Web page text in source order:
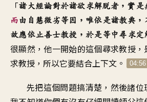
「諸大經論對於諸欲求解脫者， 實是
而由自慧微劣等因 ， 唯依是諸教典 ，
故應依止善士教授 ， 於是等中尋求定
很顯然 ，他一開始的這個尋求教授 ，
求教授 ， 所以它要結合上下文 。 04:56
先把這個問題搞清楚 ， 然後諸位